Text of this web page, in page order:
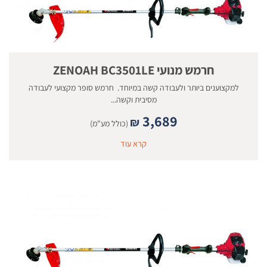
חרמש מנועי ZENOAH BC3501LE
למקצוענים ביותר ולעבודה קשה במיוחד. חרמש סופר מקצועי לעבודה
מסיבית וקשה...
₪ 3,689
(כולל מע"מ)
קרא עוד